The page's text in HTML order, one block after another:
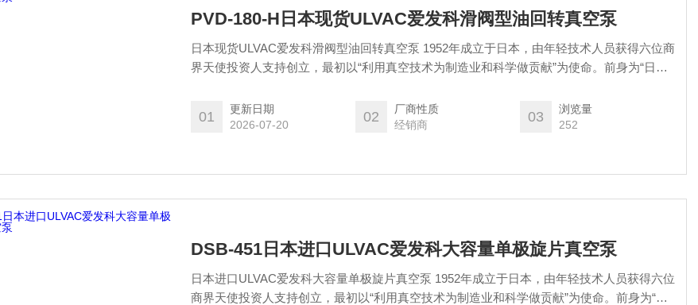
PVD-180-H日本现货ULVAC爱发科滑阀型油回转真空泵
日本现货ULVAC爱发科滑阀型油回转真空泵 1952年成立于日本，由年轻技术人员获得六位商
界天使投资人支持创立，最初以“利用真空技术为制造业和科学做贡献”为使命‌。前身为“日本
01
更新日期
2026-07-20
02
厂商性质
经销商
03
浏览量
252
DSB-451日本进口ULVAC爱发科大容量单极旋片真空泵
日本进口ULVAC爱发科大容量单极旋片真空泵 1952年成立于日本，由年轻技术人员获得六位
商界天使投资人支持创立，最初以“利用真空技术为制造业和科学做贡献”为使命‌。前身为“日